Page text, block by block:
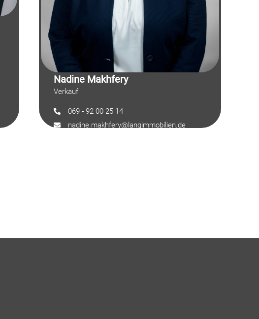
Nadine Makhfery
Verkauf
069 - 92 00 25 14
nadine.makhfery@langimmobilien.de